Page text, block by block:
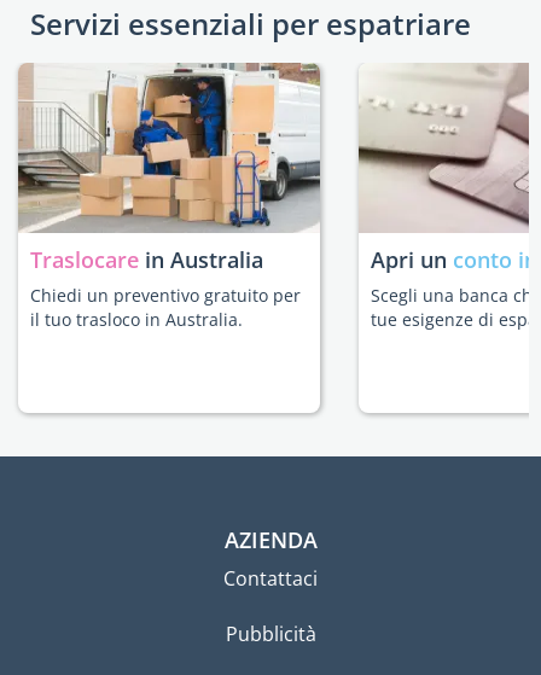
Servizi essenziali per espatriare
Traslocare in Australia
Chiedi un preventivo gratuito per
il tuo trasloco in Australia.
Apri un conto
Scegli una banca
tue esigenze di
AZIENDA
Contattaci
Pubblicità